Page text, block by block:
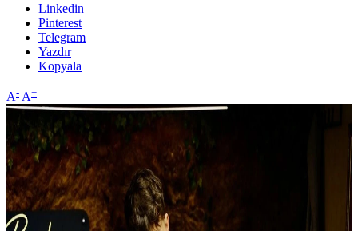
Linkedin
Pinterest
Telegram
Yazdır
Kopyala
A- A+